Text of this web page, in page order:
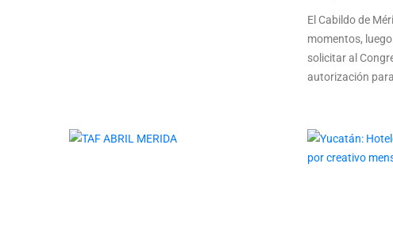
El Cabildo de
momentos,
solicitar al
autorización para